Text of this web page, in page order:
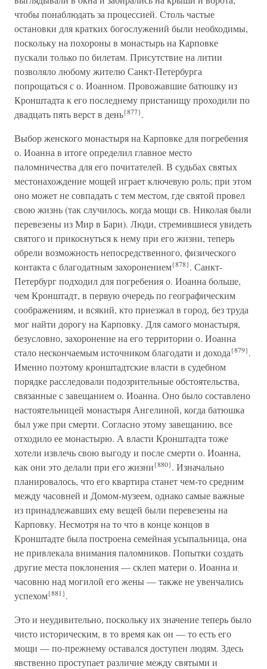
чтобы понаблюдать за процессией. Столь частые
остановки для кратких богослужений были необходимы,
поскольку на похороны в монастырь на Карповке
пускали только по билетам. Присутствие на литии
позволяло любому жителю Санкт-Петербурга
попрощаться с о. Иоанном. Провожавшие батюшку из
Кронштадта к его последнему пристанищу проходили по
двадцать пять верст в день{877}.
Выбор женского монастыря на Карповке для погребения
о. Иоанна в итоге определил главное место
паломничества для его почитателей. В судьбах святых
местонахождение мощей играет ключевую роль; при этом
оно может не совпадать с тем местом, где святой провел
свою жизнь (так случилось, когда мощи св. Николая были
перевезены из Мир в Бари). Люди, стремившиеся увидеть
святого и прикоснуться к нему при его жизни, теперь
обрели возможность непосредственного, физического
контакта с благодатным захоронением{878}. Санкт-
Петербург подходил для погребения о. Иоанна больше,
чем Кронштадт, в первую очередь по географическим
соображениям, и всякий, кто приезжал в город, без труда
мог найти дорогу на Карповку. Для самого монастыря,
безусловно, захоронение на его территории о. Иоанна
стало нескончаемым источником благодати и дохода{879}.
Именно поэтому кронштадтские власти в судебном
порядке расследовали подозрительные обстоятельства,
связанные с завещанием о. Иоанна. Оно было составлено
настоятельницей монастыря Ангелиной, когда батюшка
был уже при смерти. Согласно этому завещанию, все
отходило ее монастырю. А власти Кронштадта тоже
хотели извлечь свою выгоду и после смерти о. Иоанна,
как они это делали при его жизни{880}. Изначально
планировалось, что его квартира станет чем-то средним
между часовней и Домом-музеем, однако самые важные
из принадлежавших ему вещей были перевезены на
Карповку. Несмотря на то что в конце концов в
Кронштадте была построена семейная усыпальница, она
не привлекала внимания паломников. Попытки создать
другие места поклонения — склеп матери о. Иоанна и
часовню над могилой его жены — также не увенчались
успехом{881}.
Это и неудивительно, поскольку их значение теперь было
чисто историческим, в то время как он — то есть его
мощи — по-прежнему оставался доступен людям. Здесь
явственно проступает различие между святыми и